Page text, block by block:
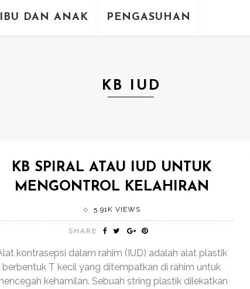
IBU DAN ANAK PENGASUHAN
KB IUD
KB SPIRAL ATAU IUD UNTUK
MENGONTROL KELAHIRAN
5.91K VIEWS
SHARE
kontrasepsi dalam rahim (IUD) adalah alat plastik
berbentuk T kecil yang ditempatkan di rahim untuk
kehamilan. Sebuah string plastik dilekatkan